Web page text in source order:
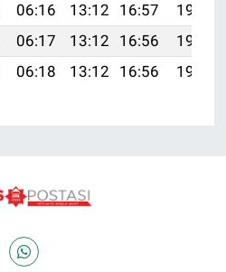
06:16 13:12 16:57
19:59
06:17 13:12 16:56
19:57
06:18 13:12 16:56 19:56